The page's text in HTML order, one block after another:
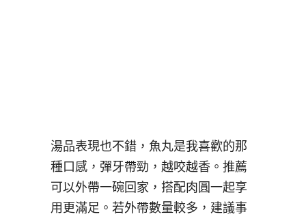
湯品表現也不錯，魚丸是我喜歡的那
種口感，彈牙帶勁，越咬越香。推薦
可以外帶一碗回家，搭配肉圓一起享
用更滿足。若外帶數量較多，建議事